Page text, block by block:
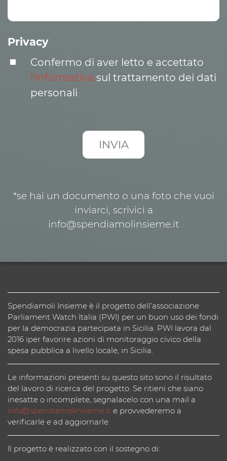
Privacy
Confermo di aver letto e accettato
l’informativa sul trattamento dei dati
personali
*se hai un documento o una foto che vuoi
inviarci, scrivici a
info@spendiamolinsieme.it
Spendiamoli Insieme è il progetto dell’associazione
Parliament Watch Italia (PWI) per un buon uso dei fondi
per la democrazia partecipata in Sicilia. PWI lavora dal
2016 iper favorire azioni di monitoraggio civico della
spesa pubblica a livello locale, in Sicilia.
Le informazioni presenti su questo sito sono il risultato
del lavoro di ricerca del progetto. Se ritieni che siano
inesatte o incomplete, segnalacelo con una mail a
info@spendiamolinsieme.it e provvederemo a
verificarle e ad aggiornarle.
Il progetto è realizzato con il sostegno di: